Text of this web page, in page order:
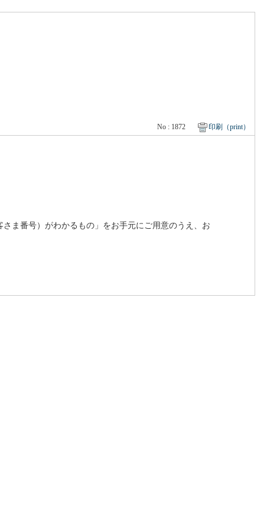
No : 1872 印刷（print）
ま番号）がわかるもの」をお手元にご用意のうえ、お